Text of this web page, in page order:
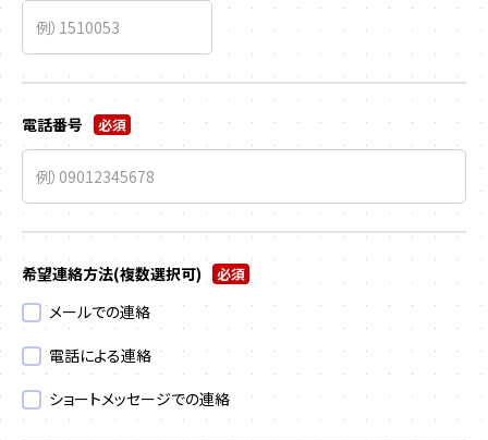
電話番号 必須
希望連絡方法(複数選択可) 必須
メールでの連絡
電話による連絡
ショートメッセージでの連絡